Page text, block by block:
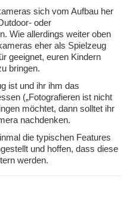
sich vom Aufbau her
oder
Wie allerdings weiter oben
eher als Spielzeug
geeignet, euren Kindern
bringen.
ist und ihr ihm das
(„Fotografieren ist nicht
möchtet, dann solltet ihr
nachdenken.
die typischen Features
und hoffen, dass diese
werden.